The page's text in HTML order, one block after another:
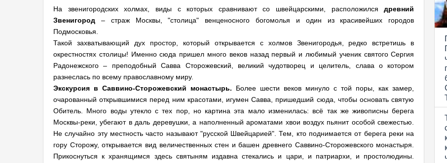
На звенигородских холмах, виды с которых сравнивают со швейцарскими, расположилсядревний
Звенигород – страж Москвы, "столица" венценосного богомолья и один из красивейших городов
Подмосковья.
Такой захватывающий дух простор, который открывается с холмов Звенигородья, редко встретишь в
окрестностях столицы! Именно сюда пришел много веков назад первый и любимый ученик святого Сергия
Радонежского – преподобный Савва Сторожевский, великий чудотворец и целитель, слава о котором
разнеслась по всему православному миру.
Экскурсия в Саввино-Сторожевский монастырь. Более шести веков минуло с той поры, как замер,
очарованный открывшимися перед ним красотами, игумен Савва, пришедший сюда, чтобы основать святую
Обитель. Много воды утекло с тех пор, но картина эта мало изменилась: всё так же живописны берега
Москвы-реки, убегают в даль деревушки, а наполненный ароматами хвои воздух пьянит особой свежестью.
Не случайно эту местность часто называют "русской Швейцарией". Тем, кто поднимается от берега реки на
гору Сторожу, открывается вид величественных стен и башен древнего Саввино-Сторожевского монастыря.
Прикоснуться к хранящимся здесь святыням издавна стекались и цари, и патриархи, и простолюдины.